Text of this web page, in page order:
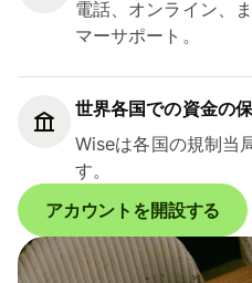
電話、オンライン、
マーサポート。
世界各国での資金の
Wiseは各国の規制当
す。
アカウントを開設する